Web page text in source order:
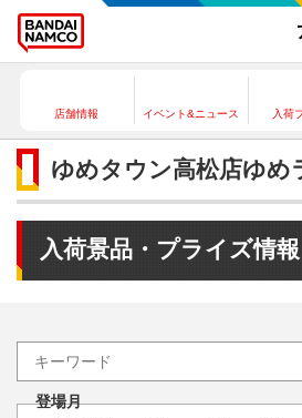
店舗情報 イベント&ニュース 入荷
ゆめタウン高松店ゆめ
入荷景品・プライズ情報
登場月